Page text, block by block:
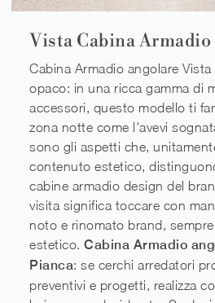
Vista Cabina Armadio
Cabina Armadio angolare
opaco: in una ricca gamma di
accessori, questo modello ti
zona notte come l'avevi
sono gli aspetti che,
contenuto estetico,
cabine armadio design del
visita significa toccare con
noto e rinomato brand,
estetico. Cabina Armadio
Pianca: se cerchi arredatori
preventivi e progetti, realizza